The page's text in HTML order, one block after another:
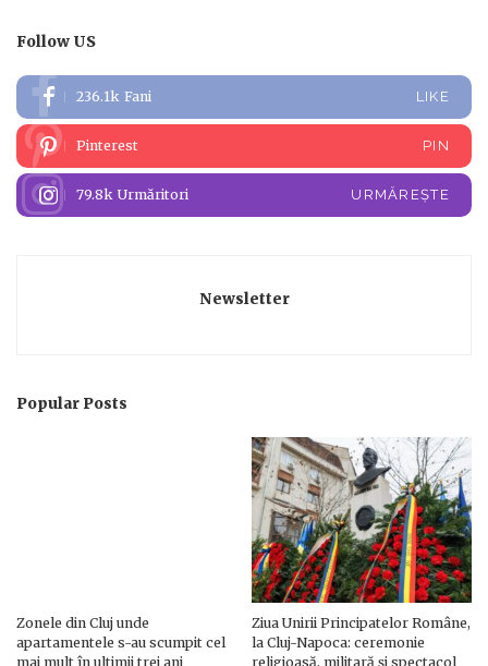
Follow US
236.1k Fani LIKE
Pinterest PIN
79.8k Urmăritori URMĂREȘTE
Newsletter
Popular Posts
Zonele din Cluj unde
apartamentele s-au scumpit cel
mai mult în ultimii trei ani
Ziua Unirii Principatelor Române,
la Cluj-Napoca: ceremonie
religioasă, militară și spectacol